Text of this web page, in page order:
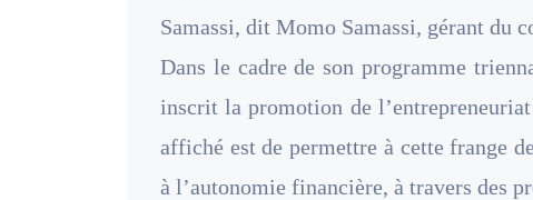
Samassi, dit Momo Samassi, gérant du
Dans le cadre de son programme
inscrit la promotion de
affiché est de permettre à cette frange
à l’autonomie financière, à travers des